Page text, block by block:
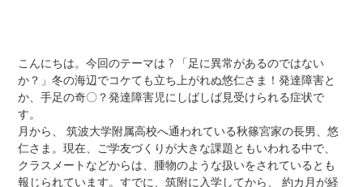
こんにちは。今回のテーマは ? 「足に異常があるのではない
か？」冬の海辺でコケても立ち上がれぬ悠仁さま！発達障害と
か、手足の奇〇？発達障害児にしばしば見受けられる症状で
す。
月から、 筑波大学附属高校へ通われている秋篠宮家の長男、悠
仁さま。現在、ご学友づくりが大きな課題ともいわれる中で、
クラスメートなどからは、腫物のような扱いをされているとも
報じられています。すでに、筑附に入学してから、 約カ月が経